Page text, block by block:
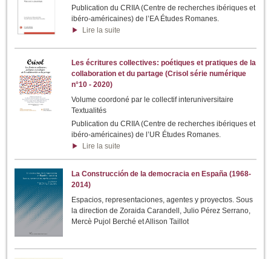
Publication du CRIIA (Centre de recherches ibériques et
ibéro-américaines) de l’EA Études Romanes.
Lire la suite
Les écritures collectives: poétiques et pratiques de la
collaboration et du partage (Crisol série numérique
n°10 - 2020)
Volume coordoné par le collectif interuniversitaire
Textualités
Publication du CRIIA (Centre de recherches ibériques et
ibéro-américaines) de l’UR Études Romanes.
Lire la suite
La Construcción de la democracia en España (1968-
2014)
Espacios, representaciones, agentes y proyectos. Sous
la direction de Zoraida Carandell, Julio Pérez Serrano,
Mercè Pujol Berché et Allison Taillot